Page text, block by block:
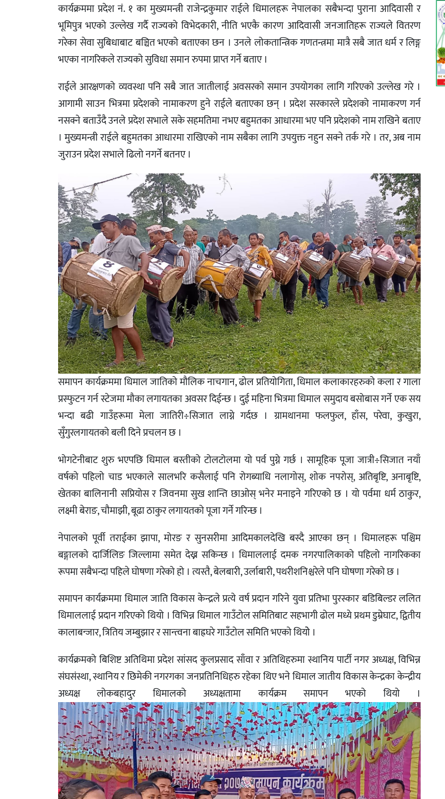
कार्यक्रममा प्रदेश नं. १ का मुख्यमन्त्री राजेन्द्रकुमार राईले धिमालहरू नेपालका सबैभन्दा पुराना आदिवासी र
भूमिपुत्र भएको उल्लेख गर्दै राज्यको विभेदकारी, नीति भएकै कारण आदिवासी जनजातिहरू राज्यले वितरण
गरेका सेवा सुबिधाबाट बञ्चित भएको बताएका छन । उनले लोकतान्त्रिक गणतन्त्रमा मात्रै सबै जात धर्म र लिङ्ग
भएका नागरिकले राज्यको सुविधा समान रुपमा प्राप्त गर्ने बताए ।
राईले आरक्षणको व्यवस्था पनि सबै जात जातीलाई अवसरको समान उपयोगका लागि गरिएको उल्लेख गरे ।
आगामी साउन भित्रमा प्रदेशको नामाकरण हुने राईले बताएका छन् । प्रदेश सरकारले प्रदेशको नामाकरण गर्न
नसक्ने बताउँदै उनले प्रदेश सभाले सके सहमतिमा नभए बहुमतका आधारमा भए पनि प्रदेशको नाम राखिने बताए
। मुख्यमन्त्री राईले बहुमतका आधारमा राखिएको नाम सबैका लागि उपयुक्त नहुन सक्ने तर्क गरे । तर, अब नाम
जुराउन प्रदेश सभाले ढिलो नगर्ने बतनए ।
समापन कार्यक्रममा धिमाल जातिको मौलिक नाचगान, ढोल प्रतियोगिता, धिमाल कलाकारहरुको कला र गाला
प्रस्फुटन गर्न स्टेजमा मौका लगायतका अवसर दिईन्छ । दुई महिना भित्रमा धिमाल समुदाय बसोबास गर्ने एक सय
भन्दा बढी गाउँहरूमा मेला जातिरी÷सिजात लाग्ने गर्दछ । ग्रामथानमा फलफुल, हाँस, परेवा, कुखुरा,
सुँगुरलगायतको बली दिने प्रचलन छ ।
भोगटेनीबाट शुरु भएपछि धिमाल बस्तीको टोलटोलमा यो पर्व पुग्ने गर्छ । सामूहिक पूजा जात्री÷सिजात नयाँ
वर्षको पहिलो चाड भएकाले सालभरि कसैलाई पनि रोगब्याधि नलागोस्, शोक नपरोस्, अतिबृष्टि, अनाबृष्टि,
खेतका बालिनानी सप्रियोस र जिवनमा सुख शान्ति छाओस् भनेर मनाइने गरिएको छ । यो पर्वमा धर्म ठाकुर,
लक्ष्मी बेराङ, चौमाझी, बूढा ठाकुर लगायतको पूजा गर्ने गरिन्छ ।
नेपालको पूर्वी तराईका झापा, मोरङ र सुनसरीमा आदिमकालदेखि बस्दै आएका छन् । धिमालहरू पश्चिम
बङ्गालको दार्जिलिङ जिल्लामा समेत देख्न सकिन्छ । धिमाललाई दमक नगरपालिकाको पहिलो नागरिकका
रूपमा सबैभन्दा पहिले घोषणा गरेको हो । त्यस्तै, बेलबारी, उर्लाबारी, पथरीशनिश्चरेले पनि घोषणा गरेको छ ।
समापन कार्यक्रममा धिमाल जाति विकास केन्द्रले प्रत्ये वर्ष प्रदान गरिने युवा प्रतिभा पुरस्कार बडिबिल्डर ललित
धिमाललाई प्रदान गरिएको थियो । विभिन्न धिमाल गाउँटोल समितिबाट सहभागी ढोल मध्ये प्रथम डुम्रेघाट, द्वितीय
कालाबन्जार, त्रितिय जम्बुझार र सान्त्वना बाह्रघरे गाउँटोल समिति भएको थियोे ।
कार्यक्रमको बिशिष्ट अतिथिमा प्रदेश सांसद कुलप्रसाद साँवा र अतिथिहरुमा स्थानिय पार्टी नगर अध्यक्ष, विभिन्न
संघसंस्था, स्थानिय र छिमेकी नगरगका जनप्रतिनिधिहरु रहेका थिए भने धिमाल जातीय विकास केन्द्रका केन्द्रीय
अध्यक्ष लोकबहादुर धिमालको अध्यक्षतामा कार्यक्रम समापन भएको थियो ।